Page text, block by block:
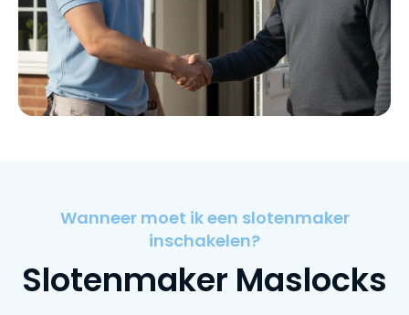
Wanneer moet ik een slotenmaker
inschakelen?
Slotenmaker Maslocks